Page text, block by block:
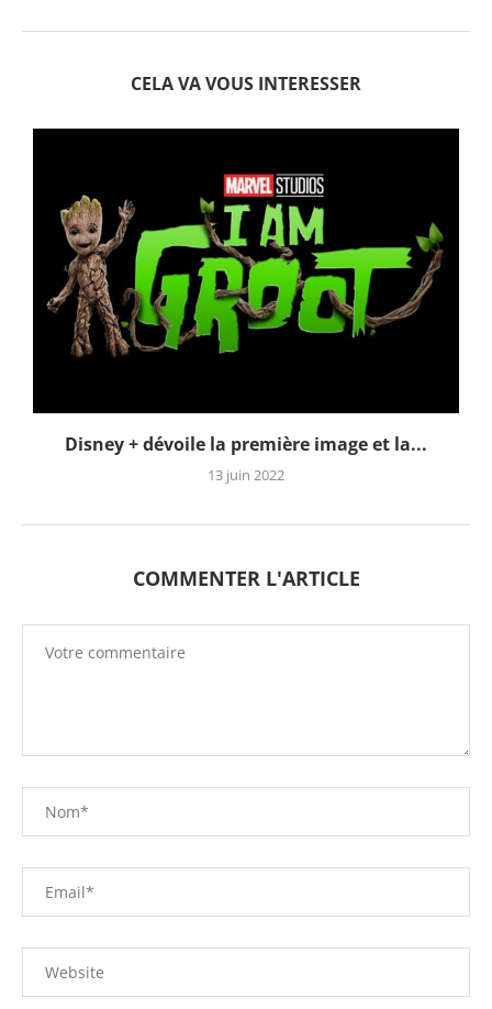
CELA VA VOUS INTERESSER
Disney + dévoile la première image et la...
13 juin 2022
COMMENTER L'ARTICLE